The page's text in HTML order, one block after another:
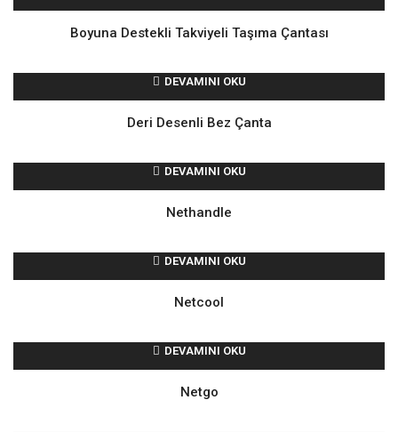
Boyuna Destekli Takviyeli Taşıma Çantası
DEVAMINI OKU
Deri Desenli Bez Çanta
DEVAMINI OKU
Nethandle
DEVAMINI OKU
Netcool
DEVAMINI OKU
Netgo